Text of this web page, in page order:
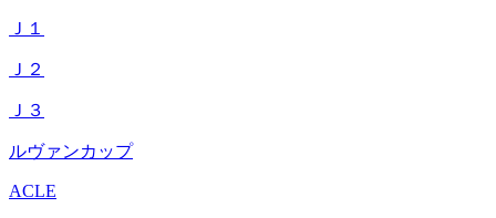
Ｊ１
Ｊ２
Ｊ３
ルヴァンカップ
ACLE